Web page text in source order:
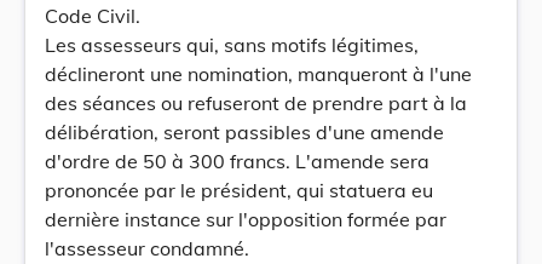
Code Civil.
Les assesseurs qui, sans motifs légitimes,
déclineront une nomination, manqueront à l'une
des séances ou refuseront de prendre part à la
délibération, seront passibles d'une amende
d'ordre de 50 à 300 francs. L'amende sera
prononcée par le président, qui statuera eu
dernière instance sur l'opposition formée par
l'assesseur condamné.